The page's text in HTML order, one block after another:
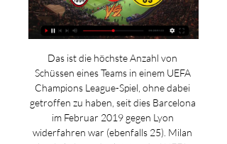
Das ist die höchste Anzahl von
Schüssen eines Teams in einem UEFA
Champions League-Spiel, ohne dabei
getroffen zu haben, seit dies Barcelona
im Februar 2019 gegen Lyon
widerfahren war (ebenfalls 25). Milan